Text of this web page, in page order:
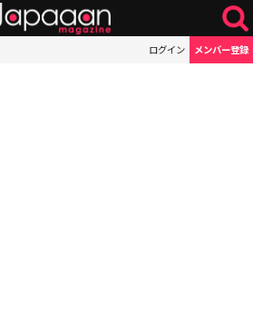
ログイン メンバー登録